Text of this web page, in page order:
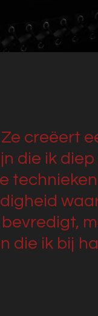
creëert
die ik
die ik bij